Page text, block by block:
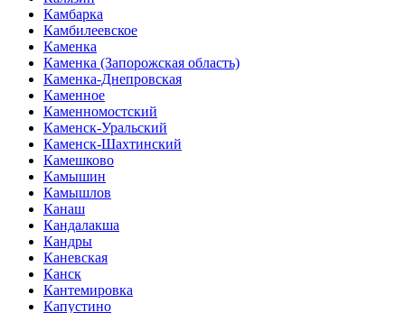
Камбарка
Камбилеевское
Каменка
Каменка (Запорожская область)
Каменка-Днепровская
Каменное
Каменномостский
Каменск-Уральский
Каменск-Шахтинский
Камешково
Камышин
Камышлов
Канаш
Кандалакша
Кандры
Каневская
Канск
Кантемировка
Капустино